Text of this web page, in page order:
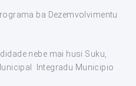
ba Dezemvolvimentu
nebe mai husi Suku,
Integradu Municipio